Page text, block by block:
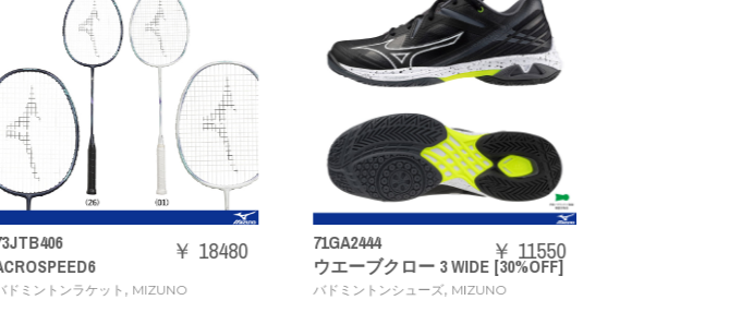
71GA2444
ウエーブクロー 3 WIDE [30%OFF]
バドミントンシューズ,MIZUNO
￥ 11550
73JTB403
ACROSPEED3
バドミントンラケット,MIZUNO
￥ 20240